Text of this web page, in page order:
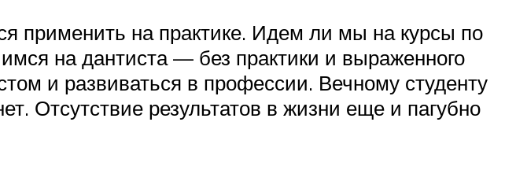
применить на практике. Идем ли мы на курсы по
на дантиста — без практики и выраженного
и развиваться в профессии. Вечному студенту
Отсутствие результатов в жизни еще и пагубно